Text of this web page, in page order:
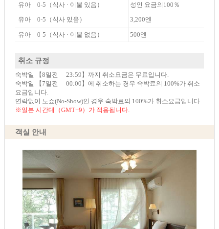
유아 0-5（식사 · 이불 있음） 성인 요금의100％
유아 0-5（식사 있음） 3,200엔
유아 0-5（식사 · 이불 없음） 500엔
취소 규정
숙박일 【8일전 23:59】까지 취소요금은 무료입니다.
숙박일 【7일전 00:00】에 취소하는 경우 숙박료의 100%가 취소
요금입니다.
연락없이 노쇼(No-Show)인 경우 숙박료의 100%가 취소요금입니다.
※일본 시간대（GMT+9）가 적용됩니다.
객실 안내